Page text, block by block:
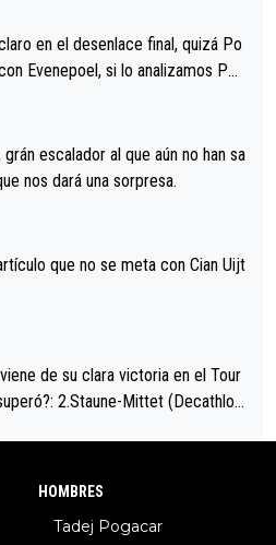
Parecía increíble la forma en l
el miedo", recordó."
en el desenlace final, quizá Po
Evenepoel, si lo analizamos Poj
con Evenepoel dándose la
más allá de los típicos toqu
a Vingegard. Ahí hubo una in
a Del Toro con calzador en posi
se van complicar el tour.
escalador al que aún no han sa
me dice , que nos dará una sorpresa.
que no se meta con Cian Uijt
de su clara victoria en el Tour
2.Staune-Mittet (Decathlon,
HOMBRES
Tadej Pogacar